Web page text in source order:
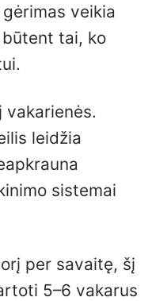
veikia
tai, ko
leidžia
sistemai
per savaitę, šį
5–6 vakarus